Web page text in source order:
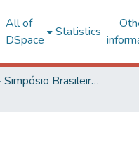
All of
DSpace
Statistics
SBQP - Simpósio Brasileiro de Qualidade do Projeto no Ambiente Construído